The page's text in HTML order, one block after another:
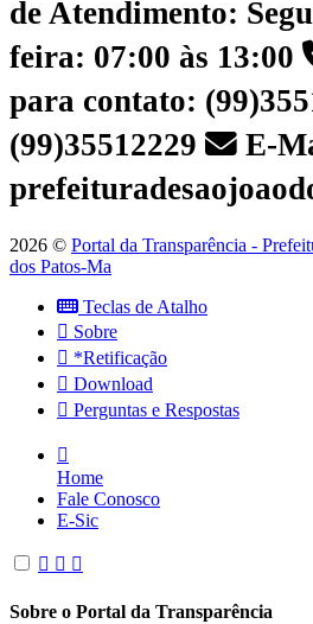
de Atendimento:
feira: 07:00 às 13:00
para contato:
(99)35512229
E-
2026 © Portal da Transparência -
dos Patos-Ma
Teclas de Atalho
Sobre
*Retificação
Download
Perguntas e Respostas
Home
Fale Conosco
E-Sic
Sobre o Portal da Transparência